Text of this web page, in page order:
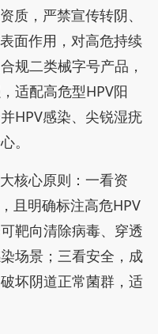
质，严禁宣传转阴、
面作用，对高危持续
规二类械字号产品，
适配高危型HPV阳
HPV感染、尖锐湿疣
。
核心原则：一看资
且明确标注高危HPV
靶向清除病毒、穿透
场景；三看安全，成
坏阴道正常菌群，适